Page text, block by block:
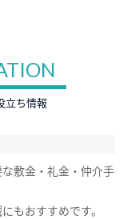
立ち情報
敷金・礼金・仲介手
もおすすめです。